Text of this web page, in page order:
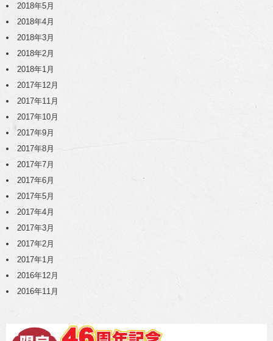
2018年5月
2018年4月
2018年3月
2018年2月
2018年1月
2017年12月
2017年11月
2017年10月
2017年9月
2017年8月
2017年7月
2017年6月
2017年5月
2017年4月
2017年3月
2017年2月
2017年1月
2016年12月
2016年11月